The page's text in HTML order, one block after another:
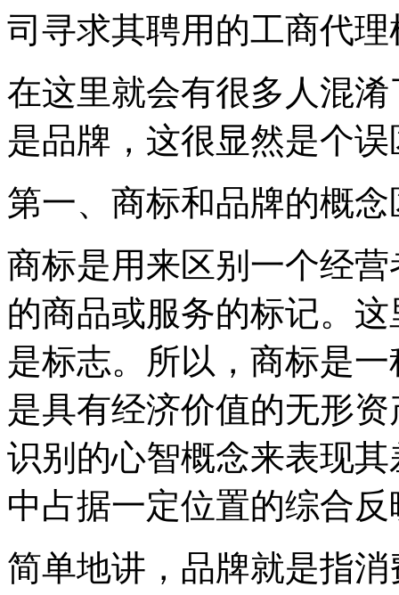
司寻求其聘用的工商代
在这里就会有很多人混
是品牌，这很显然是个
第一、商标和品牌的概
商标是用来区别一个经
的商品或服务的标记。
是标志。所以，商标是
是具有经济价值的无形
识别的心智概念来表现
中占据一定位置的综合
简单地讲，品牌就是指